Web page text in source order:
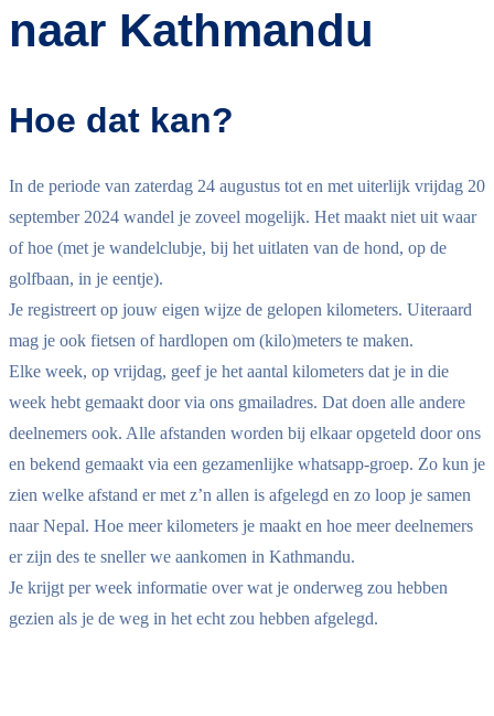
naar Kathmandu
Hoe dat kan?
In de periode van zaterdag 24 augustus tot en met uiterlijk vrijdag 20
september 2024 wandel je zoveel mogelijk. Het maakt niet uit waar
of hoe (met je wandelclubje, bij het uitlaten van de hond, op de
golfbaan, in je eentje).
Je registreert op jouw eigen wijze de gelopen kilometers. Uiteraard
mag je ook fietsen of hardlopen om (kilo)meters te maken.
Elke week, op vrijdag, geef je het aantal kilometers dat je in die
week hebt gemaakt door via ons gmailadres. Dat doen alle andere
deelnemers ook. Alle afstanden worden bij elkaar opgeteld door ons
en bekend gemaakt via een gezamenlijke whatsapp-groep. Zo kun je
zien welke afstand er met z’n allen is afgelegd en zo loop je samen
naar Nepal. Hoe meer kilometers je maakt en hoe meer deelnemers
er zijn des te sneller we aankomen in Kathmandu.
Je krijgt per week informatie over wat je onderweg zou hebben
gezien als je de weg in het echt zou hebben afgelegd.